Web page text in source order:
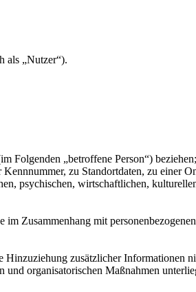
als „Nutzer“).
Folgenden „betroffene Person“)
zu Standortdaten, zu einer
psychischen, wirtschaftlichen,
Zusammenhang mit
Hinzuziehung zusätzlicher Informationen
organisatorischen Maßnahmen